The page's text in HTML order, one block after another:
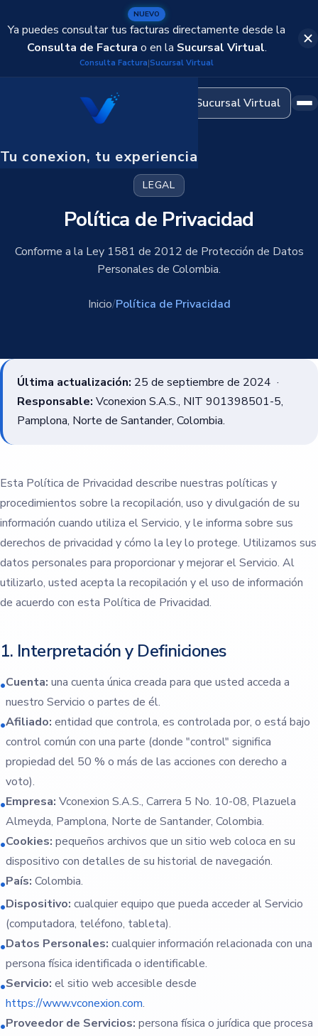
NUEVO
Ya puedes consultar tus facturas directamente desde la
Consulta de Factura o en la Sucursal Virtual.
Consulta Factura|Sucursal Virtual
Tu conexion, tu experiencia
Automatización del hogar
Cableado Estructurado
CCTV y Seguridad
Cámaras de vigilancia
OmniChat
Sucursal Virtual
LEGAL
Política de Privacidad
Conforme a la Ley 1581 de 2012 de Protección de Datos
Personales de Colombia.
Inicio/Política de Privacidad
Última actualización: 25 de septiembre de 2024 ·
Responsable: Vconexion S.A.S., NIT 901398501-5,
Pamplona, Norte de Santander, Colombia.
Esta Política de Privacidad describe nuestras políticas y
procedimientos sobre la recopilación, uso y divulgación de su
información cuando utiliza el Servicio, y le informa sobre sus
derechos de privacidad y cómo la ley lo protege. Utilizamos sus
datos personales para proporcionar y mejorar el Servicio. Al
utilizarlo, usted acepta la recopilación y el uso de información
de acuerdo con esta Política de Privacidad.
1. Interpretación y Definiciones
•Cuenta: una cuenta única creada para que usted acceda a
nuestro Servicio o partes de él.
•Afiliado: entidad que controla, es controlada por, o está bajo
control común con una parte (donde "control" significa
propiedad del 50 % o más de las acciones con derecho a
voto).
•Empresa: Vconexion S.A.S., Carrera 5 No. 10-08, Plazuela
Almeyda, Pamplona, Norte de Santander, Colombia.
•Cookies: pequeños archivos que un sitio web coloca en su
dispositivo con detalles de su historial de navegación.
•País: Colombia.
•Dispositivo: cualquier equipo que pueda acceder al Servicio
(computadora, teléfono, tableta).
•Datos Personales: cualquier información relacionada con una
persona física identificada o identificable.
•Servicio: el sitio web accesible desde
https://www.vconexion.com.
•Proveedor de Servicios: persona física o jurídica que procesa